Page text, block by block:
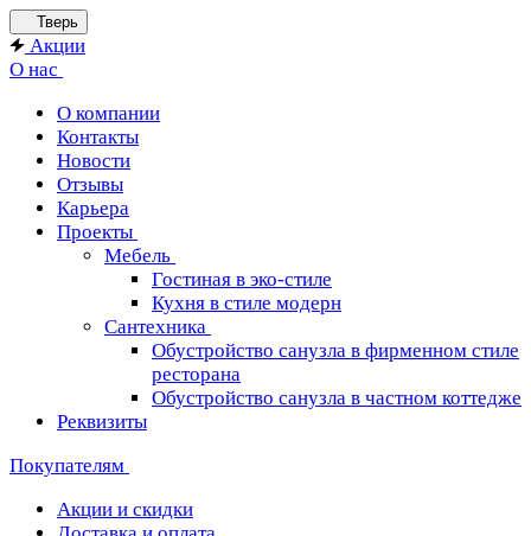
Тверь
Акции
О нас
О компании
Контакты
Новости
Отзывы
Карьера
Проекты
Мебель
Гостиная в эко-стиле
Кухня в стиле модерн
Сантехника
Обустройство санузла в фирменном стиле
ресторана
Обустройство санузла в частном коттедже
Реквизиты
Покупателям
Акции и скидки